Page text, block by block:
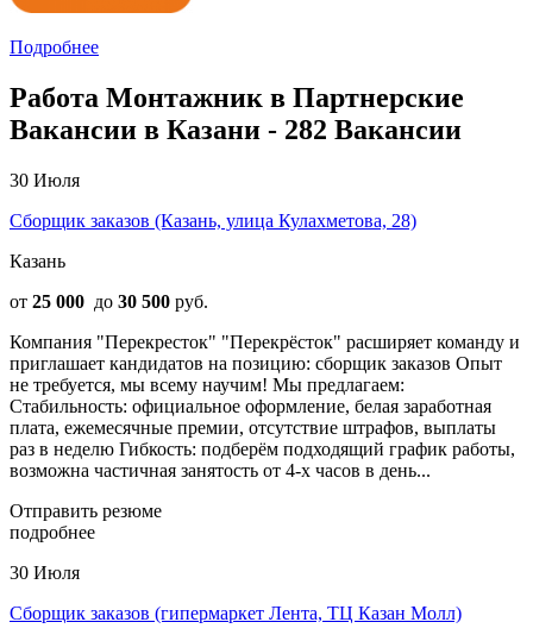
Подробнее
Работа Монтажник в Партнерские
Вакансии в Казани - 282 Вакансии
30 Июля
Сборщик заказов (Казань, улица Кулахметова, 28)
Казань
от 25 000 до 30 500 руб.
Компания "Перекресток" "Перекрёсток" расширяет команду и
приглашает кандидатов на позицию: сборщик заказов Опыт
не требуется, мы всему научим! Мы предлагаем:
Стабильность: официальное оформление, белая заработная
плата, ежемесячные премии, отсутствие штрафов, выплаты
раз в неделю Гибкость: подберём подходящий график работы,
возможна частичная занятость от 4-х часов в день...
Отправить резюме
подробнее
30 Июля
Сборщик заказов (гипермаркет Лента, ТЦ Казан Молл)